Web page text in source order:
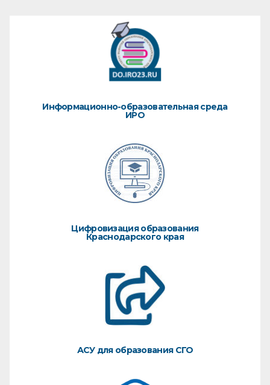
Информационно-образовательная среда
ИРО
Цифровизация образования
Краснодарского края
АСУ для образования СГО